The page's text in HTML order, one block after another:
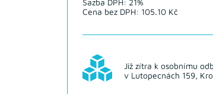
Sazba DPH: 21%
Cena bez DPH: 105.10 Kč
Již zítra k osobnímu
v Lutopecnách 159,